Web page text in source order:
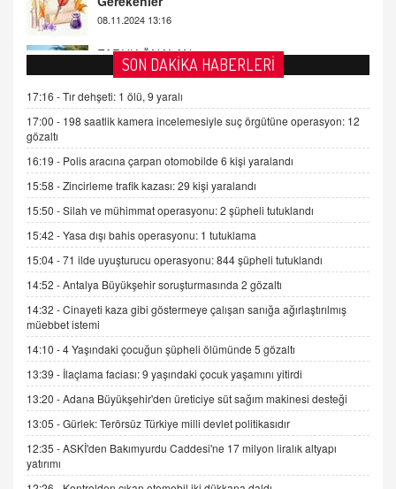
2 Kasım 2021 Salı 00:11
AV. DOĞAN CAN DOĞAN
Kişisel verilerin korunması ve dijital hukukun
gelişimi
15.09.2025 16:17
SEHER EREK
Kış Ayları Geldi, Hangi Önlemler Alınmalı?
9.12.2025 10:11
İNCİ GÜL AKÖL
Trump Keşke Adana'yı da Ziyaret Etse...
06.07.2026 13:00
ADEM AKÖL
Esed Destekçilerinin Yüzüne Vurulan Şamar:
Sednaya
11.12.2024 12:30
DR. EKREM ASLAN
Gerçek Ne, Algı Ne? "Beraber Yürüyoruz"
Cümlesinin Peşinden
SON DAKİKA HABERLERİ
17:16 -Tır dehşeti: 1 ölü, 9 yaralı
17:00 - 198 saatlik kamera incelemesiyle suç örgütüne operasyon: 12
gözaltı
16:19 - Polis aracına çarpan otomobilde 6 kişi yaralandı
15:58 -Zincirleme trafik kazası: 29 kişi yaralandı
15:50 -Silah ve mühimmat operasyonu: 2 şüpheli tutuklandı
15:42 -Yasa dışı bahis operasyonu: 1 tutuklama
15:04 -71 ilde uyuşturucu operasyonu: 844 şüpheli tutuklandı
14:52 -Antalya Büyükşehir soruşturmasında 2 gözaltı
14:32 -Cinayeti kaza gibi göstermeye çalışan sanığa ağırlaştırılmış
müebbet istemi
14:10 -4 Yaşındaki çocuğun şüpheli ölümünde 5 gözaltı
13:39 - İlaçlama faciası: 9 yaşındaki çocuk yaşamını yitirdi
13:20 -Adana Büyükşehir'den üreticiye süt sağım makinesi desteği
13:05 -Gürlek: Terörsüz Türkiye milli devlet politikasıdır
12:35 -ASKİ'den Bakımyurdu Caddesi'ne 17 milyon liralık altyapı
yatırımı